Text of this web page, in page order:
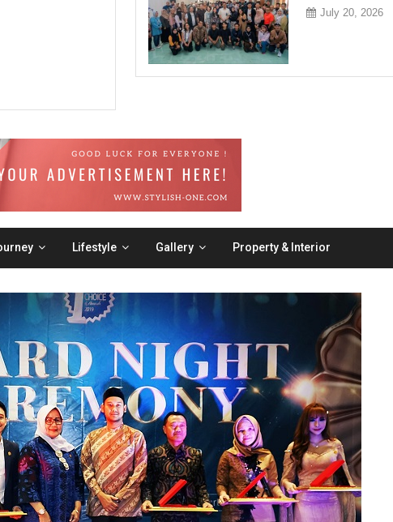
July 20, 2026
Lifestyle Gallery Property & Interior